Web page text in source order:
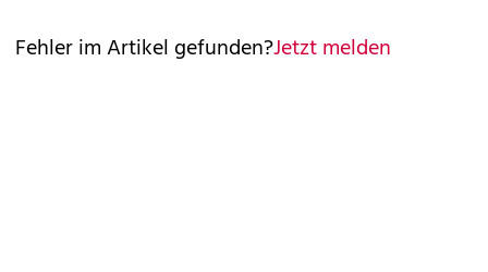
Fehler im Artikel gefunden?Jetzt melden